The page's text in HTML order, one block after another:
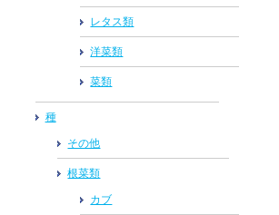
レタス類
洋菜類
菜類
種
その他
根菜類
カブ